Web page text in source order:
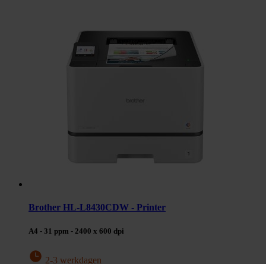
Brother HL-L8430CDW - Printer
A4 - 31 ppm - 2400 x 600 dpi
2-3 werkdagen